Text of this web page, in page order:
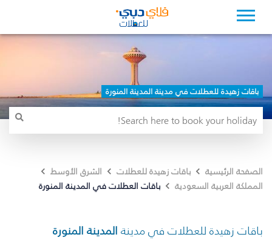
باقات زهيدة للعطلات في مدينة المدينة المنورة
الصفحة الرئيسية باقات زهيدة للعطلات
الشرق الأوسط
المملكة العربية السعودية
باقات العطلات في المدينة المنورة
باقات زهيدة للعطلات في مدينة المدينة المنورة